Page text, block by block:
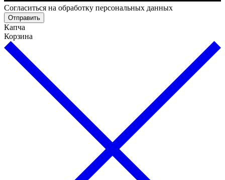
Cогласиться на обработку персональных данных
Отправить
Капча
Корзина